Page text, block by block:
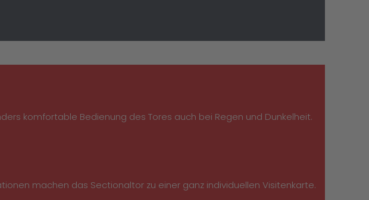
komfortable Bedienung des Tores auch bei Regen und Dunkelheit.
machen das Sectionaltor zu einer ganz individuellen Visitenkarte.